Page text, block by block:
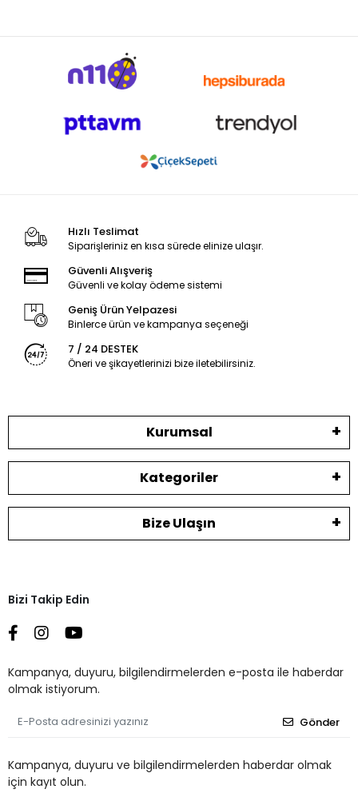
Hızlı Teslimat
Siparişleriniz en kısa sürede elinize ulaşır.
Güvenli Alışveriş
Güvenli ve kolay ödeme sistemi
Geniş Ürün Yelpazesi
Binlerce ürün ve kampanya seçeneği
7 / 24 DESTEK
Öneri ve şikayetlerinizi bize iletebilirsiniz.
Kurumsal
Kategoriler
Bize Ulaşın
Bizi Takip Edin
Kampanya, duyuru, bilgilendirmelerden e-posta ile haberdar
olmak istiyorum.
Gönder
Kampanya, duyuru ve bilgilendirmelerden haberdar olmak
için kayıt olun.